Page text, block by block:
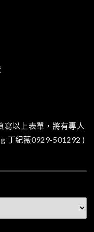
以上表單，將有專人
丁紀薇0929-501292 )